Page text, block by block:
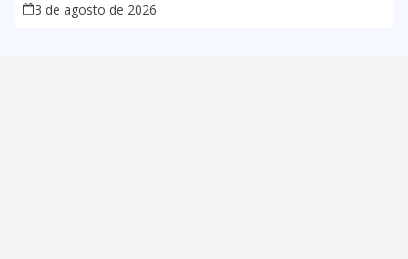
3 de agosto de 2026